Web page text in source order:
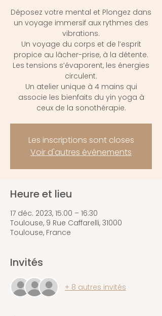
Déposez votre mental et Plongez dans
un voyage immersif aux rythmes des
vibrations.
Un voyage du corps et de l’esprit
propice au lâcher-prise, à la détente.
Les tensions s’évaporent, les énergies
circulent.
Un atelier unique à 4 mains qui
associe les bienfaits du yin yoga à
ceux de la sonothérapie.
Les inscriptions sont closes
Voir d'autres événements
Heure et lieu
17 déc. 2023, 15:00 – 16:30
Toulouse, 9 Rue Caffarelli, 31000
Toulouse, France
Invités
+ 8 autres invités